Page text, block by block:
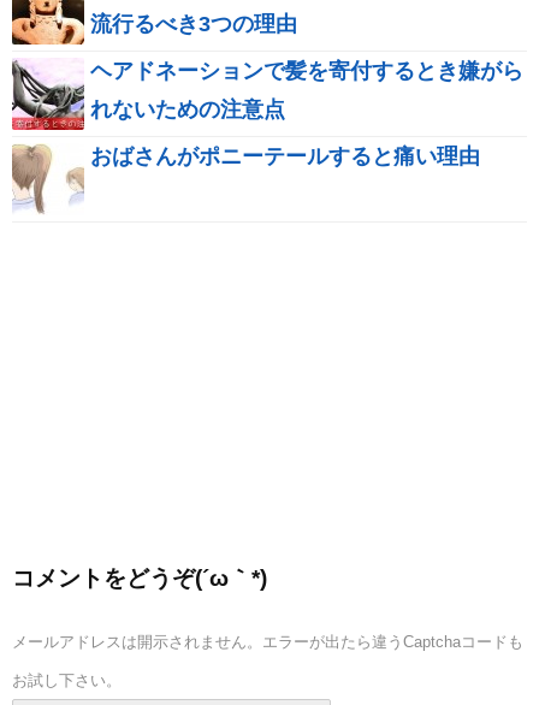
流行るべき3つの理由
ヘアドネーションで髪を寄付するとき嫌がら
れないための注意点
おばさんがポニーテールすると痛い理由
コメントをどうぞ(´ω｀*)
メールアドレスは開示されません。エラーが出たら違うCaptchaコードも
お試し下さい。